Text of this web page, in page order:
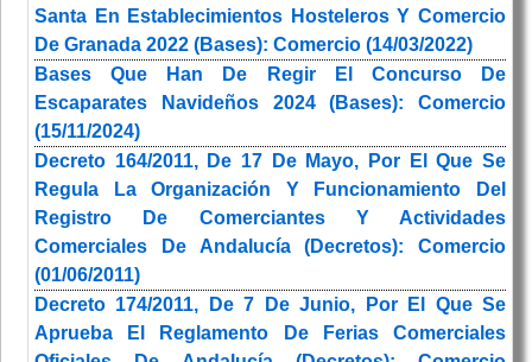
Santa En Establecimientos Hosteleros Y Comercio
De Granada 2022 (Bases): Comercio (14/03/2022)
Bases Que Han De Regir El Concurso De
Escaparates Navideños 2024 (Bases): Comercio
(15/11/2024)
Decreto 164/2011, De 17 De Mayo, Por El Que Se
Regula La Organización Y Funcionamiento Del
Registro De Comerciantes Y Actividades
Comerciales De Andalucía (Decretos): Comercio
(01/06/2011)
Decreto 174/2011, De 7 De Junio, Por El Que Se
Aprueba El Reglamento De Ferias Comerciales